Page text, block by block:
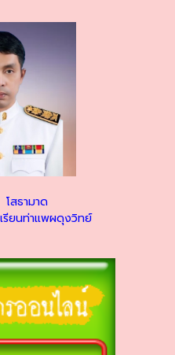
สธามาด
รียนท่าแพผดุงวิทย์